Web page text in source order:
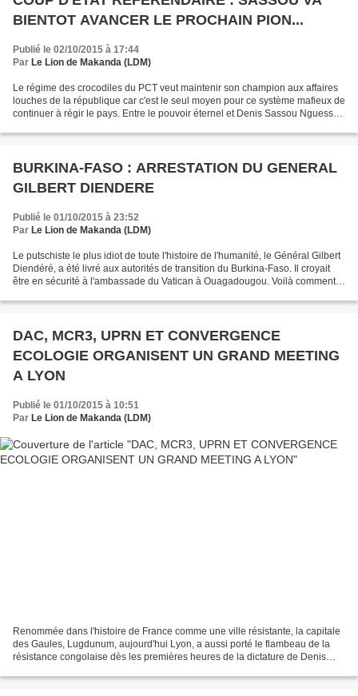
BIENTOT AVANCER LE PROCHAIN PION...
Publié le 02/10/2015 à 17:44
Par Le Lion de Makanda (LDM)
Le régime des crocodiles du PCT veut maintenir son champion aux affaires
louches de la république car c'est le seul moyen pour ce système mafieux de
continuer à régir le pays. Entre le pouvoir éternel et Denis Sassou Nguesso,
BURKINA-FASO : ARRESTATION DU GENERAL
GILBERT DIENDERE
Publié le 01/10/2015 à 23:52
Par Le Lion de Makanda (LDM)
Le putschiste le plus idiot de toute l'histoire de l'humanité, le Général Gilbert
Diendéré, a été livré aux autorités de transition du Burkina-Faso. Il croyait
être en sécurité à l'ambassade du Vatican à Ouagadougou. Voilà comment
DAC, MCR3, UPRN ET CONVERGENCE
ECOLOGIE ORGANISENT UN GRAND MEETING
A LYON
Publié le 01/10/2015 à 10:51
Par Le Lion de Makanda (LDM)
Renommée dans l'histoire de France comme une ville résistante, la capitale
des Gaules, Lugdunum, aujourd'hui Lyon, a aussi porté le flambeau de la
résistance congolaise dès les premières heures de la dictature de Denis